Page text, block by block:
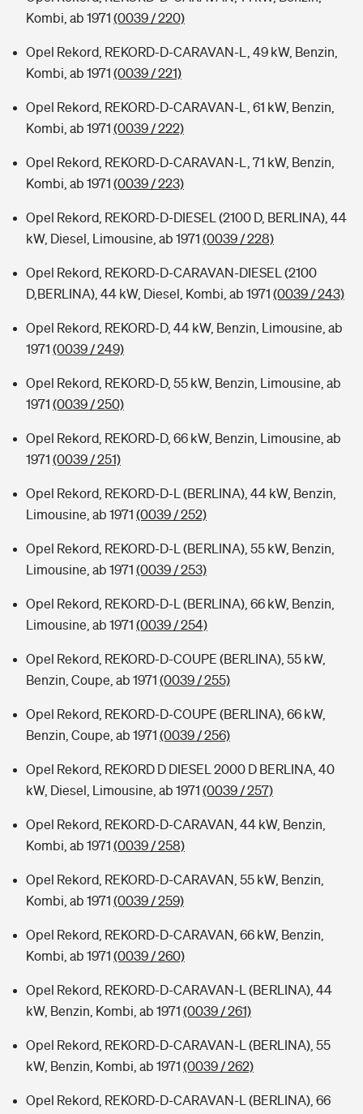
Kombi, ab 1971 (0039 / 220)
Opel Rekord, REKORD-D-CARAVAN-L, 49 kW, Benzin,
Kombi, ab 1971 (0039 / 221)
Opel Rekord, REKORD-D-CARAVAN-L, 61 kW, Benzin,
Kombi, ab 1971 (0039 / 222)
Opel Rekord, REKORD-D-CARAVAN-L, 71 kW, Benzin,
Kombi, ab 1971 (0039 / 223)
Opel Rekord, REKORD-D-DIESEL (2100 D, BERLINA), 44
kW, Diesel, Limousine, ab 1971 (0039 / 228)
Opel Rekord, REKORD-D-CARAVAN-DIESEL (2100
D,BERLINA), 44 kW, Diesel, Kombi, ab 1971 (0039 / 243)
Opel Rekord, REKORD-D, 44 kW, Benzin, Limousine, ab
1971 (0039 / 249)
Opel Rekord, REKORD-D, 55 kW, Benzin, Limousine, ab
1971 (0039 / 250)
Opel Rekord, REKORD-D, 66 kW, Benzin, Limousine, ab
1971 (0039 / 251)
Opel Rekord, REKORD-D-L (BERLINA), 44 kW, Benzin,
Limousine, ab 1971 (0039 / 252)
Opel Rekord, REKORD-D-L (BERLINA), 55 kW, Benzin,
Limousine, ab 1971 (0039 / 253)
Opel Rekord, REKORD-D-L (BERLINA), 66 kW, Benzin,
Limousine, ab 1971 (0039 / 254)
Opel Rekord, REKORD-D-COUPE (BERLINA), 55 kW,
Benzin, Coupe, ab 1971 (0039 / 255)
Opel Rekord, REKORD-D-COUPE (BERLINA), 66 kW,
Benzin, Coupe, ab 1971 (0039 / 256)
Opel Rekord, REKORD D DIESEL 2000 D BERLINA, 40
kW, Diesel, Limousine, ab 1971 (0039 / 257)
Opel Rekord, REKORD-D-CARAVAN, 44 kW, Benzin,
Kombi, ab 1971 (0039 / 258)
Opel Rekord, REKORD-D-CARAVAN, 55 kW, Benzin,
Kombi, ab 1971 (0039 / 259)
Opel Rekord, REKORD-D-CARAVAN, 66 kW, Benzin,
Kombi, ab 1971 (0039 / 260)
Opel Rekord, REKORD-D-CARAVAN-L (BERLINA), 44
kW, Benzin, Kombi, ab 1971 (0039 / 261)
Opel Rekord, REKORD-D-CARAVAN-L (BERLINA), 55
kW, Benzin, Kombi, ab 1971 (0039 / 262)
Opel Rekord, REKORD-D-CARAVAN-L (BERLINA), 66